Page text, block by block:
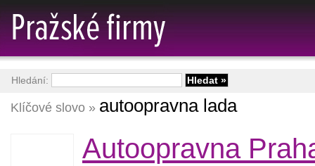
Klíčové slovo » autoopravna lada
Autoopravna
Hledání: